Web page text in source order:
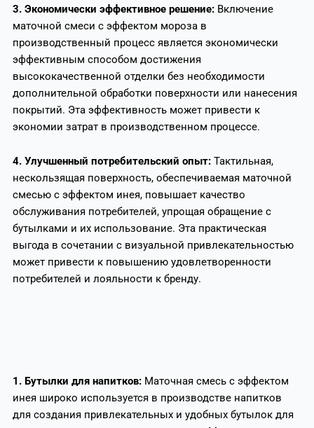
3. Экономически эффективное решение: Включение
маточной смеси с эффектом мороза в
производственный процесс является экономически
эффективным способом достижения
высококачественной отделки без необходимости
дополнительной обработки поверхности или нанесения
покрытий. Эта эффективность может привести к
экономии затрат в производственном процессе.
4. Улучшенный потребительский опыт:Тактильная,
нескользящая поверхность, обеспечиваемая маточной
смесью с эффектом инея, повышает качество
обслуживания потребителей, упрощая обращение с
бутылками и их использование. Эта практическая
выгода в сочетании с визуальной привлекательностью
может привести к повышению удовлетворенности
потребителей и лояльности к бренду.
1. Бутылки для напитков: Маточная смесь с эффектом
инея широко используется в производстве напитков
для создания привлекательных и удобных бутылок для